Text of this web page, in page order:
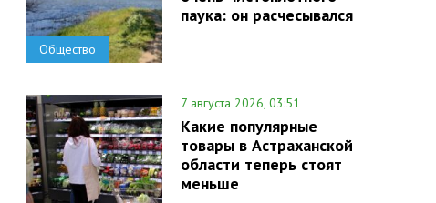
Общество
паука: он расчесывался
7 августа 2026, 03:51
Какие популярные
товары в Астраханской
области теперь стоят
меньше